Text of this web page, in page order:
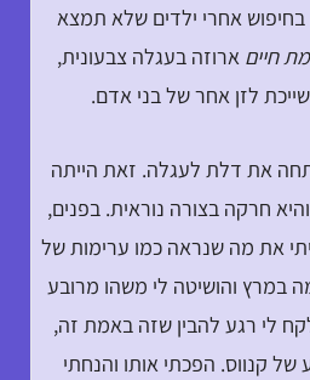
אחרי ילדים שלא תמצא
חיים ארוזה בעגלה צבעונית,
לזן אחר של בני אדם.
את דלת לעגלה. זאת הייתה
חרקה בצורה נוראית. בפנים,
את מה שנראה כמו ערימות של
במרץ והושיטה לי משהו מרובע
לי רגע להבין שזה באמת זה,
קנווס. הפכתי אותו והנחתי